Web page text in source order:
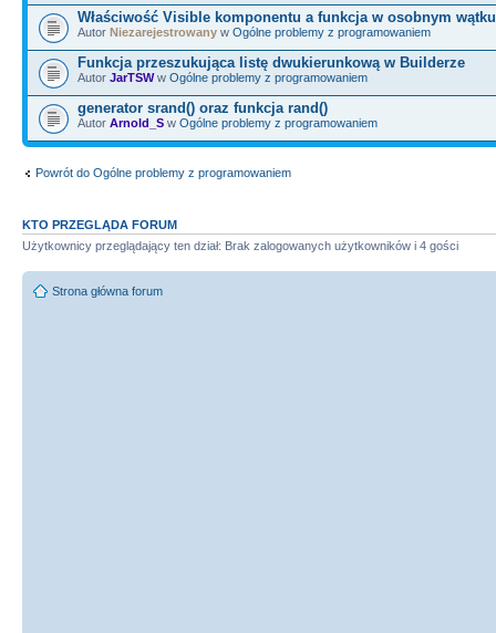
if(dwInfoSize)
{
pVersionInfo= newLPVOID[
if(GetFileVersionInfo
dwHandlev, dwInfoSize,
if(VerQueryValue
"\\VarFileInfo\\Translation"
&dwLength
Właściwość Visible komponentu a funkcja w osobnym
Autor Niezarejestrowany w Ogólne problemy z programowaniem
Funkcja przeszukująca listę dwukierunkową w Builderze
Autor JarTSWw Ogólne problemy z programowaniem
generator srand() oraz funkcja rand()
Autor Arnold_S w Ogólne problemy z programowaniem
Powrót do Ogólne problemy z programowaniem
KTO PRZEGLĄDA FORUM
Użytkownicy przeglądający ten dział: Brak zalogowanych użytkowników i 4 gości
Strona główna forum